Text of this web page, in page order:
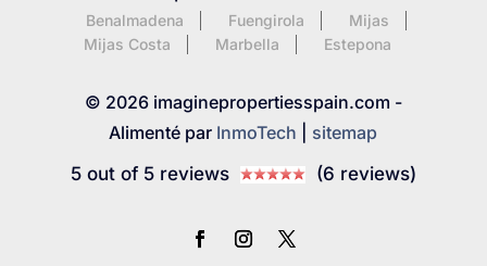
Benalmadena Fuengirola
Mijas
Mijas Costa
Marbella Estepona
© 2026 imaginepropertiesspain.com -
Alimenté par InmoTech
sitemap
5 out of 5 reviews
(6 reviews)